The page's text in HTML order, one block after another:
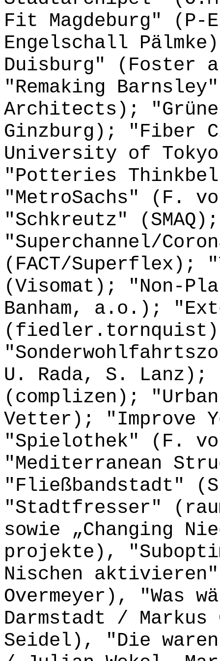
Fit Magdeburg" (P-
Engelschall
Duisburg" (Foster
"Remaking
Architects);
Ginzburg); "Fiber
University of
"Potteries
"MetroSachs" (F.
"Schkreutz" (SMAQ);
"Superchannel/
(FACT/Superflex);
(Visomat); "Non-
Banham, a.o.);
U. Rada, S.
(complizen);
Vetter); "Improve
"Spielothek" (F.
"Mediterranean
"Fließbandstadt"
"Stadtfresser"
sowie „Changing
projekte),
Nischen
Overmeyer), "Was
Darmstadt / Markus
Seidel), "Die